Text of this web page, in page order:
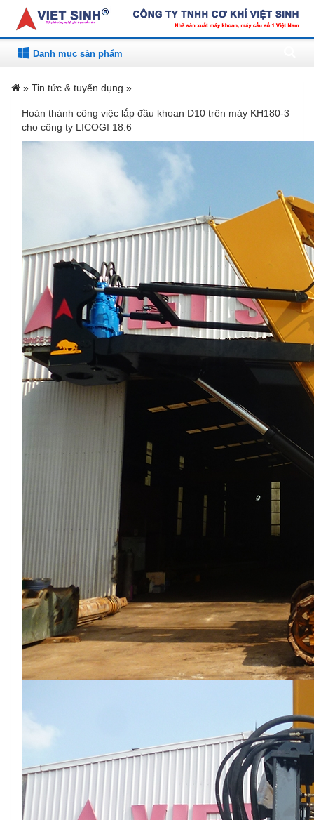
Danh mục sản phẩm
» Tin tức & tuyển dụng »
Hoàn thành công việc lắp đầu khoan D10 trên máy KH180-3
cho công ty LICOGI 18.6